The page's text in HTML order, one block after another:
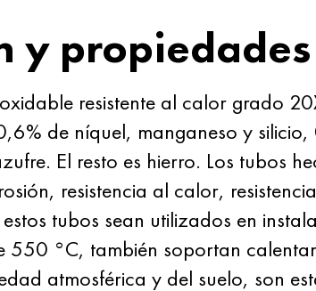
y propiedades
resistente al calor
de níquel, manganeso y
El resto es hierro. Los tubos
resistencia al calor,
tubos sean utilizados en
550 °C, también soportan
atmosférica y del suelo, son